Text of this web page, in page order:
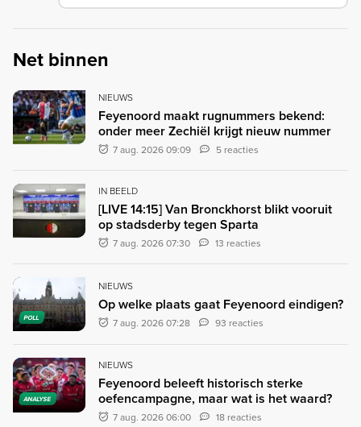
Net binnen
NIEUWS
Feyenoord maakt rugnummers bekend:
onder meer Zechiël krijgt nieuw nummer
7 aug. 2026 09:09 5 reacties
IN BEELD
[LIVE 14:15] Van Bronckhorst blikt vooruit
op stadsderby tegen Sparta
7 aug. 2026 07:30 13 reacties
POLL
NIEUWS
Op welke plaats gaat Feyenoord eindigen?
7 aug. 2026 07:28 93 reacties
ANALYSE
NIEUWS
Feyenoord beleeft historisch sterke
oefencampagne, maar wat is het waard?
7 aug. 2026 06:00 18 reacties